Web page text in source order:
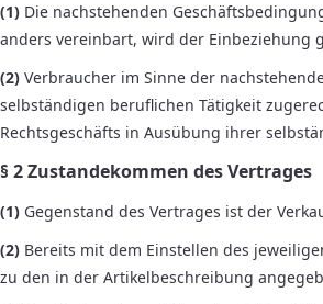
(1) Die nachstehenden
anders vereinbart, wird der Einbeziehung
(2) Verbraucher im Sinne der
selbständigen beruflichen Tätigkeit
Rechtsgeschäfts in Ausübung ihrer
§ 2 Zustandekommen des Vertrages
(1) Gegenstand des Vertrages ist der
(2) Bereits mit dem Einstellen des
zu den in der Artikelbeschreibung